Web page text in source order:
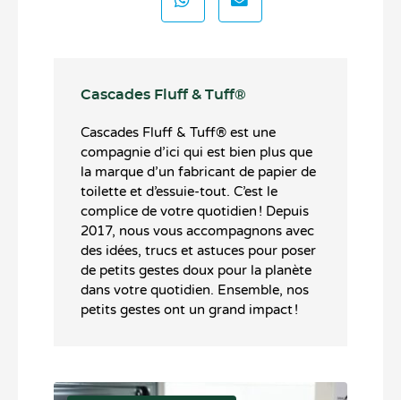
Cascades Fluff & Tuff®️
Cascades Fluff & Tuff®️ est une
compagnie d’ici qui est bien plus que
la marque d’un fabricant de papier de
toilette et d’essuie-tout. C’est le
complice de votre quotidien ! Depuis
2017, nous vous accompagnons avec
des idées, trucs et astuces pour poser
de petits gestes doux pour la planète
dans votre quotidien. Ensemble, nos
petits gestes ont un grand impact !